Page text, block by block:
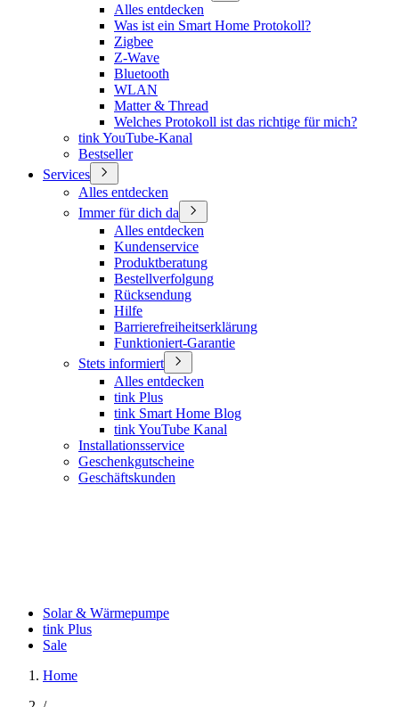
Alles entdecken
Was ist ein Smart Home Protokoll?
Zigbee
Z-Wave
Bluetooth
WLAN
Matter & Thread
Welches Protokoll ist das richtige für mich?
tink YouTube-Kanal
Bestseller
Services
Alles entdecken
Immer für dich da
Alles entdecken
Kundenservice
Produktberatung
Bestellverfolgung
Rücksendung
Hilfe
Barrierefreiheitserklärung
Funktioniert-Garantie
Stets informiert
Alles entdecken
tink Plus
tink Smart Home Blog
tink YouTube Kanal
Installationsservice
Geschenkgutscheine
Geschäftskunden
Solar & Wärmepumpe
tink Plus
Sale
Home